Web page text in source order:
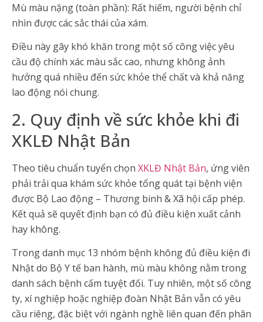
Mù màu nặng (toàn phần): Rất hiếm, người bệnh chỉ
nhìn được các sắc thái của xám.
Điều này gây khó khăn trong một số công việc yêu
cầu độ chính xác màu sắc cao, nhưng không ảnh
hưởng quá nhiều đến sức khỏe thể chất và khả năng
lao động nói chung.
2. Quy định về sức khỏe khi đi
XKLĐ Nhật Bản
Theo tiêu chuẩn tuyển chọn XKLĐ Nhật Bản, ứng viên
phải trải qua khám sức khỏe tổng quát tại bệnh viện
được Bộ Lao động – Thương binh & Xã hội cấp phép.
Kết quả sẽ quyết định bạn có đủ điều kiện xuất cảnh
hay không.
Trong danh mục 13 nhóm bệnh không đủ điều kiện đi
Nhật do Bộ Y tế ban hành, mù màu không nằm trong
danh sách bệnh cấm tuyệt đối. Tuy nhiên, một số công
ty, xí nghiệp hoặc nghiệp đoàn Nhật Bản vẫn có yêu
cầu riêng, đặc biệt với ngành nghề liên quan đến phân